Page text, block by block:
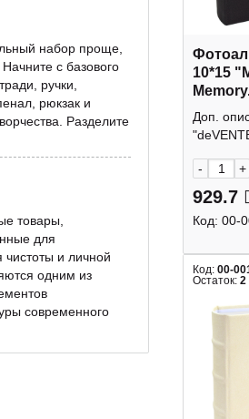
набор проще,
с базового
ручки,
рюкзак и
Разделите
товары,
для
и личной
одним из
современного
10*15
Доп.
- +
929.7
Код: 00-
Код: 00-
Остаток: 2